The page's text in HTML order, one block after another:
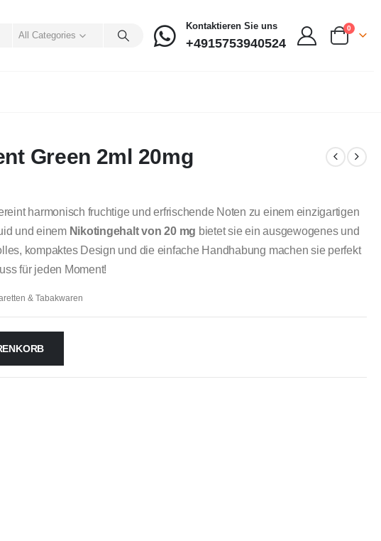
All Categories
Kontaktieren Sie uns
+4915753940524
0
Green 2ml 20mg
harmonisch fruchtige und erfrischende Noten zu einem einzigartigen
und einem Nikotingehalt von 20 mg bietet sie ein ausgewogenes und
kompaktes Design und die einfache Handhabung machen sie perfekt
für jeden Moment!
& Tabakwaren